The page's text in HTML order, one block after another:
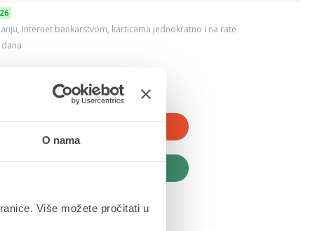
O nama
Više možete pročitati u
Internet bankarstvom, karticama jednokratno i na rate